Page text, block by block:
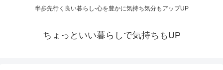
半歩先行く良い暮らし-心を豊かに気持ち気分もアップUP
ちょっといい暮らしで気持ちもUP